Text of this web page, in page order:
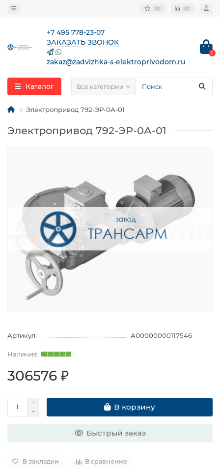
0 0
+7 495 778-23-07
ЗАКАЗАТЬ ЗВОНОК
zakaz@zadvizhka-s-elektroprivodom.ru
0
Каталог Все категории
Электропривод 792-ЭР-0А-01
Электропривод 792-ЭР-0А-01
Артикул: A00000000117546
306576 ₽
В корзину
Быстрый заказ
В закладки В сравнение